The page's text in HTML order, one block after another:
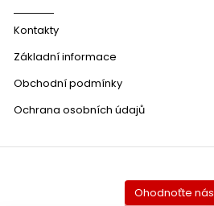
Kontakty
Základní informace
Obchodní podmínky
Ochrana osobních údajů
Ohodnoťte nás